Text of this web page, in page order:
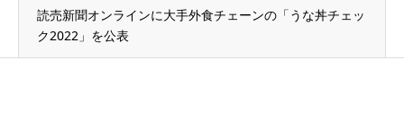
読売新聞オンラインに大手外食チェーンの「うな丼チェッ
ク2022」を公表